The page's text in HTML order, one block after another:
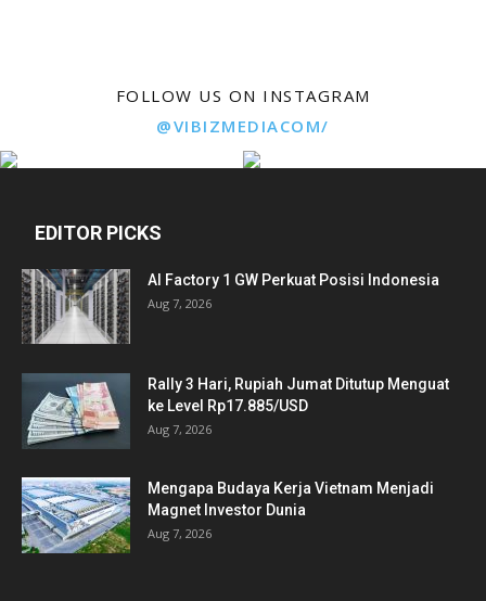
FOLLOW US ON INSTAGRAM
@VIBIZMEDIACOM/
EDITOR PICKS
AI Factory 1 GW Perkuat Posisi Indonesia
Aug 7, 2026
Rally 3 Hari, Rupiah Jumat Ditutup Menguat
ke Level Rp17.885/USD
Aug 7, 2026
Mengapa Budaya Kerja Vietnam Menjadi
Magnet Investor Dunia
Aug 7, 2026